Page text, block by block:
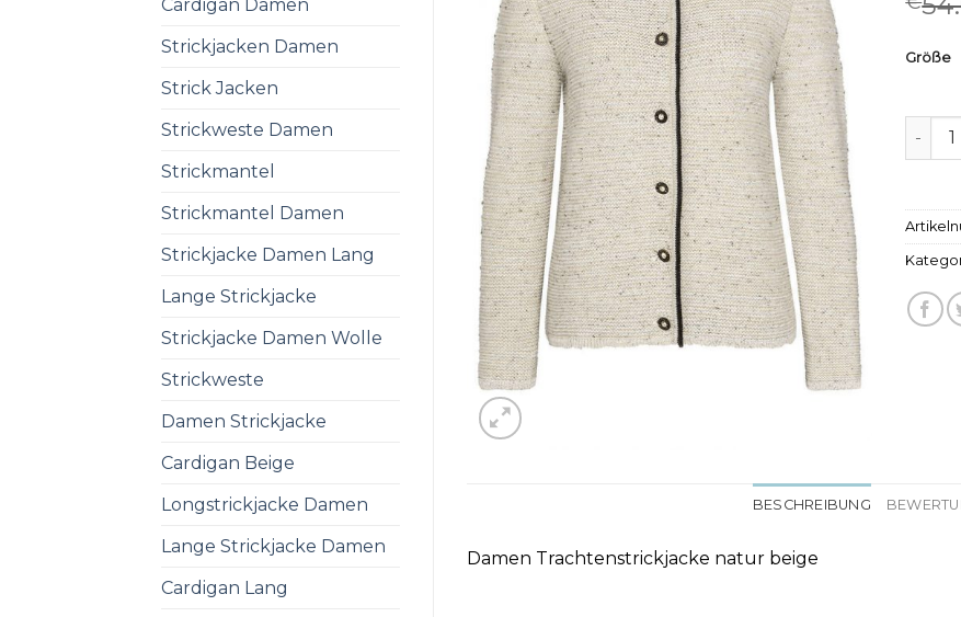
Cardigan Damen
Strickjacken Damen
Strick Jacken
Strickweste Damen
Strickmantel
Strickmantel Damen
Strickjacke Damen Lang
Lange Strickjacke
Strickjacke Damen Wolle
Strickweste
Damen Strickjacke
Cardigan Beige
Longstrickjacke Damen
Lange Strickjacke Damen
Cardigan Lang
Größe
BESCHREIBUNG
Damen Trachtenstrickjacke natur beige